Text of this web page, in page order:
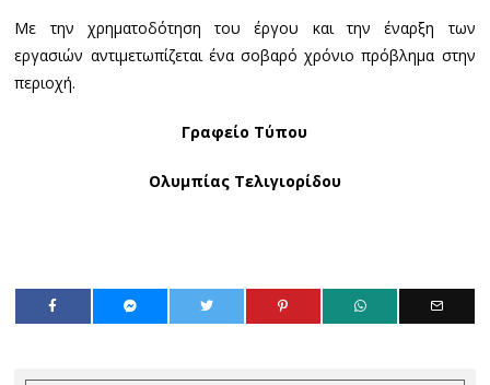
Με την χρηματοδότηση του έργου και την έναρξη των
εργασιών αντιμετωπίζεται ένα σοβαρό χρόνιο πρόβλημα στην
περιοχή.
Γραφείο Τύπου
Ολυμπίας Τελιγιορίδου